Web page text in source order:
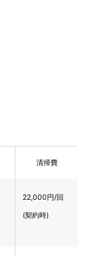
清掃費
22,000円/回
(契約時)